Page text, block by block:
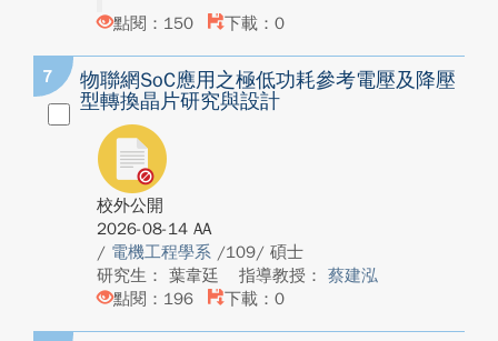
點閱：150
下載：0
7
物聯網SoC應用之極低功耗參考電壓及降壓
型轉換晶片研究與設計
校外公開
2026-08-14 AA
/ 電機工程學系 /109/ 碩士
研究生： 葉韋廷
指導教授： 蔡建泓
點閱：196
下載：0